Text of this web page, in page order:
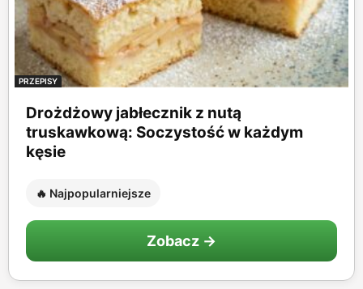
PRZEPISY
Drożdżowy jabłecznik z nutą
truskawkową: Soczystość w każdym
kęsie
🔥 Najpopularniejsze
Zobacz →